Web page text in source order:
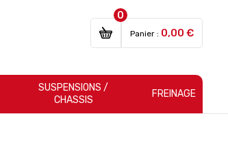
0
Panier : 0,00 €
SUSPENSIONS /
CHASSIS
FREINAGE